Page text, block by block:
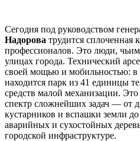
Сегодня под руководством
Надорова трудится сплоченная
профессионалов. Это люди,
улицах города. Технический
своей мощью и мобильностью: в
находится парк из 41 единицы
средств малой механизации.
спектр сложнейших задач — от
кустарников и вспашки земли
аварийных и сухостойных
городской инфраструктуре.